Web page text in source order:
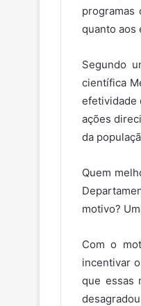
programas
quanto aos
Segundo
científica
efetividade
ações
da
Quem
motivo?
Com o
incentivar
que essas